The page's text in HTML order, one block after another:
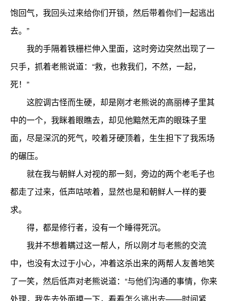
饱回气，我回头过来给你们开锁，然后带着你们一起逃出
去。”
我的手隔着铁栅栏伸入里面，这时旁边突然出现了一
只手，抓着老熊说道：“救，也救我们，不然，一起，
死！”
这腔调古怪而生硬，却是刚才老熊说的高丽棒子里其
中的一个，我眯着眼瞧去，却见他黯然无声的眼珠子里
面，尽是深沉的死气，咬着牙硬顶着，生生担下了我炁场
的碾压。
就在我与朝鲜人对视的那一刻，旁边的两个老毛子也
都走了过来，低声咕哝着，显然也是和朝鲜人一样的要
求。
得，都是修行者，没有一个睡得死沉。
我并不想着瞒过这一帮人，所以刚才与老熊的交流
中，也没有太过于小心，冲着这杀出来的两帮人友善地笑
了一笑，然后低声对老熊说道：“与他们沟通的事情，你来